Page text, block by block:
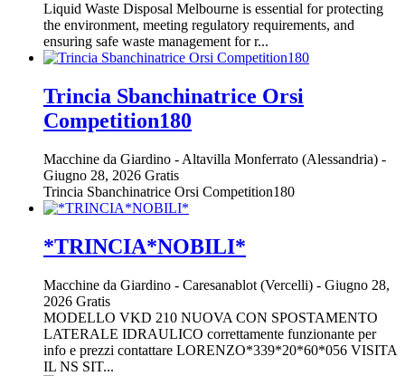
Liquid Waste Disposal Melbourne is essential for protecting
the environment, meeting regulatory requirements, and
ensuring safe waste management for r...
Trincia Sbanchinatrice Orsi
Competition180
Macchine da Giardino - Altavilla Monferrato (Alessandria) -
Giugno 28, 2026 Gratis
Trincia Sbanchinatrice Orsi Competition180
*TRINCIA*NOBILI*
Macchine da Giardino - Caresanablot (Vercelli) - Giugno 28,
2026 Gratis
MODELLO VKD 210 NUOVA CON SPOSTAMENTO
LATERALE IDRAULICO correttamente funzionante per
info e prezzi contattare LORENZO*339*20*60*056 VISITA
IL NS SIT...